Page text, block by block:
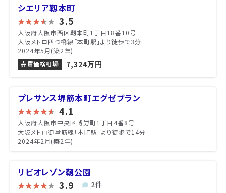
シエリア靱本町
3.5
大阪府大阪市西区靱本町1丁目18番10号
大阪メトロ四つ橋線「本町駅」より徒歩で3分
2024年5月(築2年)
売買価格相場
7,324万円
プレサンス堺筋本町エグゼブラン
4.1
大阪府大阪市中央区博労町1丁目4番8号
大阪メトロ御堂筋線「本町駅」より徒歩で14分
2024年2月(築2年)
リビオレゾン靱公園
3.9 2件